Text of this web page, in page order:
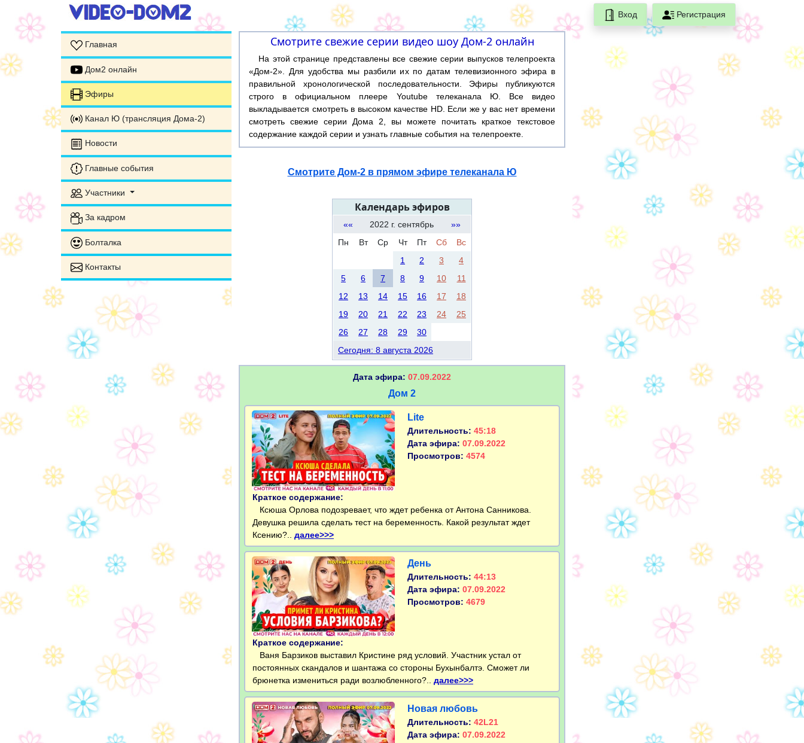
Вход Регистрация
Главная
Дом2 онлайн
Эфиры
Канал Ю (трансляция Дома-2)
Новости
Главные события
Участники
За кадром
Болталка
Контакты
Смотрите свежие серии видео шоу Дом-2 онлайн
На этой странице представлены все свежие серии выпусков телепроекта
«Дом-2». Для удобства мы разбили их по датам телевизионного эфира в
правильной хронологической последовательности. Эфиры публикуются
строго в официальном плеере Youtube телеканала Ю. Все видео
выкладывается смотреть в высоком качестве HD. Если же у вас нет времени
смотреть свежие серии Дома 2, вы можете почитать краткое текстовое
содержание каждой серии и узнать главные события на телепроекте.
Смотрите Дом-2 в прямом эфире телеканала Ю
Календарь эфиров
«« 2022 г. сентябрь
»»
Пн
Вт Ср Чт Пт Сб
Вс
1
2 3
4
5
6 7 8 9 10
11
12
13 14 15 16 17
18
19
20 21 22 23 24
25
26
27 28 29
30
Сегодня: 8 августа 2026
Дата эфира: 07.09.2022
Дом 2
Lite
Длительность: 45:18
Дата эфира: 07.09.2022
Просмотров: 4574
Краткое содержание:
Ксюша Орлова подозревает, что ждет ребенка от Антона Санникова.
Девушка решила сделать тест на беременность. Какой результат ждет
Ксению?.. далее>>>
День
Длительность: 44:13
Дата эфира: 07.09.2022
Просмотров: 4679
Краткое содержание:
Ваня Барзиков выставил Кристине ряд условий. Участник устал от
постоянных скандалов и шантажа со стороны Бухынбалтэ. Сможет ли
брюнетка измениться ради возлюбленного?.. далее>>>
Новая любовь
Длительность: 42L21
Дата эфира: 07.09.2022